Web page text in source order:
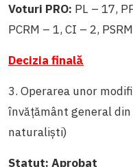
Voturi PRO: PL – 17,
PCRM – 1, CI – 2,
Decizia finală
3. Operarea unor
învățământ general
naturaliști)
Statut: Aprobat